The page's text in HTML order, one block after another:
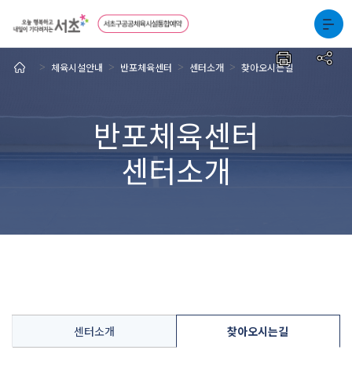
반포체육센터
센터소개
> 체육시설안내 > 반포체육센터 > 센터소개 > 찾아오시는길
센터소개 찾아오시는길